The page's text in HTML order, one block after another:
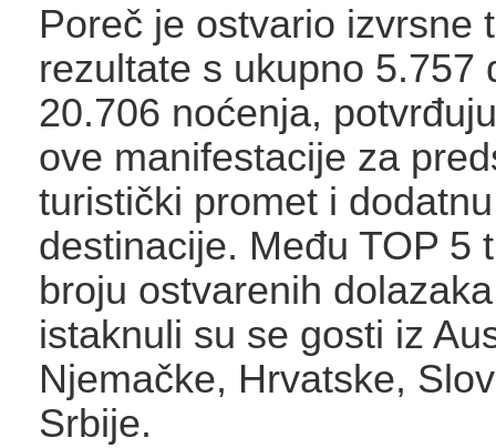
Poreč je ostvario izvrsne
rezultate s ukupno 5.757
20.706 noćenja,
ove manifestacije za
turistički promet i
destinacije. Među TOP 5
broju ostvarenih
istaknuli su se gosti iz
Njemačke, Hrvatske,
Srbije.